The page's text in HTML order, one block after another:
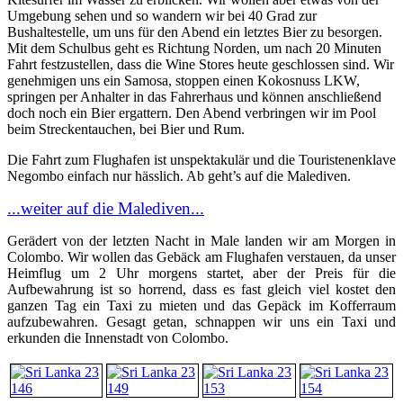
Umgebung sehen und so wandern wir bei 40 Grad zur
Bushaltestelle, um uns für den Abend ein letztes Bier zu besorgen.
Mit dem Schulbus geht es Richtung Norden, um nach 20 Minuten
Fahrt festzustellen, dass die Wine Stores heute geschlossen sind. Wir
genehmigen uns ein Samosa, stoppen einen Kokosnuss LKW,
springen per Anhalter in das Fahrerhaus und können anschließend
doch noch ein Bier ergattern. Den Abend verbringen wir im Pool
beim Streckentauchen, bei Bier und Rum.
Die Fahrt zum Flughafen ist unspektakulär und die Touristenenklave
Negombo einfach nur hässlich. Ab geht’s auf die Malediven.
...weiter auf die Malediven...
Gerädert von der letzten Nacht in Male landen wir am Morgen in
Colombo. Wir wollen das Gebäck am Flughafen verstauen, da unser
Heimflug um 2 Uhr morgens startet, aber der Preis für die
Aufbewahrung ist so horrend, dass es fast gleich viel kostet den
ganzen Tag ein Taxi zu mieten und das Gepäck im Kofferraum
aufzubewahren. Gesagt getan, schnappen wir uns ein Taxi und
erkunden die Innenstadt von Colombo.